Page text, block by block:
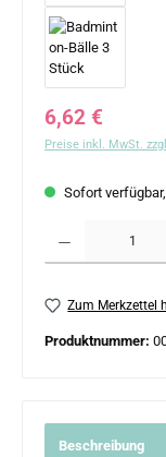
Regulärer Preis:
6,62 €
Preise inkl. MwSt.
Sofort
Zum Merkzettel
Produktnummer:
Beschreibung